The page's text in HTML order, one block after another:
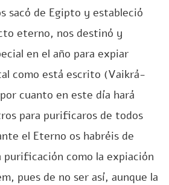
sacó de Egipto y estableció
eterno, nos destinó y
en el año para expiar
como está escrito (Vaikrá-
cuanto en este día hará
para purificaros de todos
el Eterno os habréis de
como la expiación
pues de no ser así, aunque la